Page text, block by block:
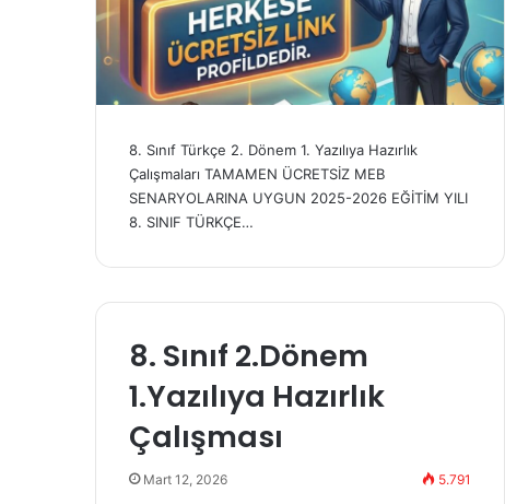
8. Sınıf Türkçe 2. Dönem 1. Yazılıya Hazırlık
Çalışmaları TAMAMEN ÜCRETSİZ MEB
SENARYOLARINA UYGUN 2025-2026 EĞİTİM YILI
8. SINIF TÜRKÇE…
8. Sınıf 2.Dönem
1.Yazılıya Hazırlık
Çalışması
Mart 12, 2026 5.791